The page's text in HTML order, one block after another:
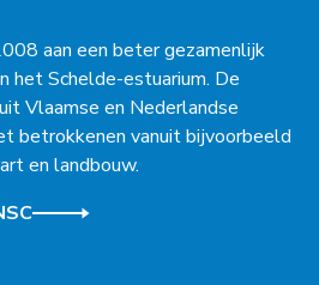
aan een beter gezamenlijk
het Schelde-estuarium. De
Vlaamse en Nederlandse
betrokkenen vanuit bijvoorbeeld
en landbouw.